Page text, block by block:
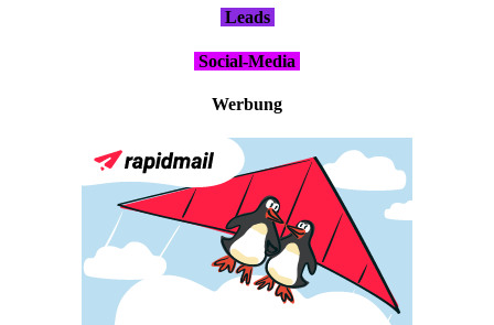
Leads
Social-Media
Wer­bung